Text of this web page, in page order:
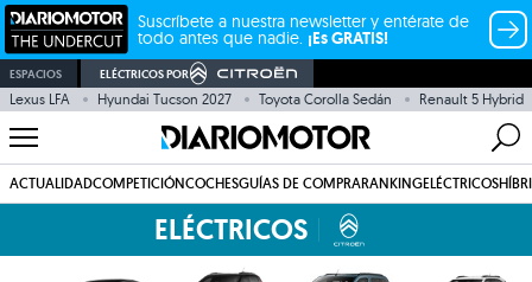
Suscríbete a nuestra newsletter y entérate de
todo antes que nadie. ¡Es GRATIS!
ESPACIOS ELÉCTRICOS POR
Lexus LFA Hyundai Tucson 2027 Toyota Corolla Sedán Renault 5 Hybrid
ACTUALIDADCOMPETICIÓNCOCHESGUÍAS DE COMPRARANKINGELÉCTRICOS
ELÉCTRICOS